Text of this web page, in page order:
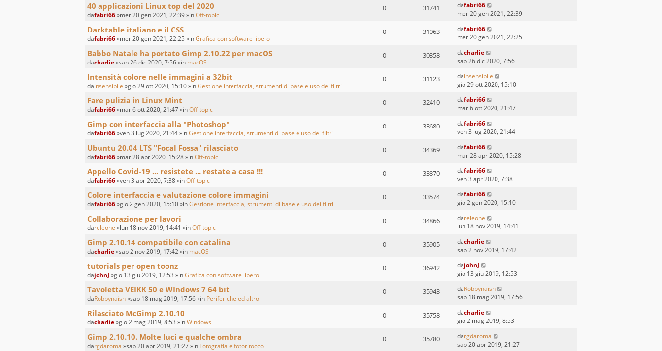
40 applicazioni Linux top del 2020
dafabri66»mer 20 gen 2021, 22:39 »inOff-topic
0 31741 dafabri66
mer 20 gen 2021, 22:39
Darktable italiano e il CSS
dafabri66»mer 20 gen 2021, 22:25 »inGrafica con software libero
0 31063 dafabri66
mer 20 gen 2021, 22:25
Babbo Natale ha portato Gimp 2.10.22 per macOS
dacharlie»sab 26 dic 2020, 7:56 »in macOS
0 30358 dacharlie
sab 26 dic 2020, 7:56
Intensità colore nelle immagini a 32bit
dainsensibile »gio 29 ott 2020, 15:10 »inGestione interfaccia, strumenti di base e uso dei filtri
0 31123 dainsensibile
gio 29 ott 2020, 15:10
Fare pulizia in Linux Mint
dafabri66»mar 6 ott 2020, 21:47 »inOff-topic
0 32410 dafabri66
mar 6 ott 2020, 21:47
Gimp con interfaccia alla "Photoshop"
dafabri66»ven 3 lug 2020, 21:44 »inGestione interfaccia, strumenti di base e uso dei filtri
0 33680 dafabri66
ven 3 lug 2020, 21:44
Ubuntu 20.04 LTS "Focal Fossa" rilasciato
dafabri66»mar 28 apr 2020, 15:28 »inOff-topic
0 34369 dafabri66
mar 28 apr 2020, 15:28
Appello Covid-19 ... resistete ... restate a casa !!!
dafabri66»ven 3 apr 2020, 7:38 »inOff-topic
0 33870 dafabri66
ven 3 apr 2020, 7:38
Colore interfaccia e valutazione colore immagini
dafabri66»gio 2 gen 2020, 15:10 »inGestione interfaccia, strumenti di base e uso dei filtri
0 33574 dafabri66
gio 2 gen 2020, 15:10
Collaborazione per lavori
dareleone »lun 18 nov 2019, 14:41 »inOff-topic
0 34866 dareleone
lun 18 nov 2019, 14:41
Gimp 2.10.14 compatibile con catalina
dacharlie»sab 2 nov 2019, 17:42 »in macOS
0 35905 dacharlie
sab 2 nov 2019, 17:42
tutorials per open toonz
dajohnJ »gio 13 giu 2019, 12:53 »inGrafica con software libero
0 36942 dajohnJ
gio 13 giu 2019, 12:53
Tavoletta VEIKK 50 e WIndows 7 64 bit
daRobbynaish»sab 18 mag 2019, 17:56 »in Periferiche ed altro
0 35943 daRobbynaish
sab 18 mag 2019, 17:56
Rilasciato McGimp 2.10.10
dacharlie»gio 2 mag 2019, 8:53 »inWindows
0 35758 dacharlie
gio 2 mag 2019, 8:53
Gimp 2.10.10. Molte luci e qualche ombra
dargdaroma »sab 20 apr 2019, 21:27 »in Fotografia e fotoritocco
0 35780 dargdaroma
sab 20 apr 2019, 21:27